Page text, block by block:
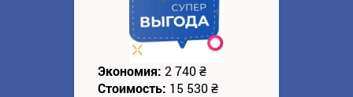
Экономия: 2 740₴
Стоимость: 15 530₴